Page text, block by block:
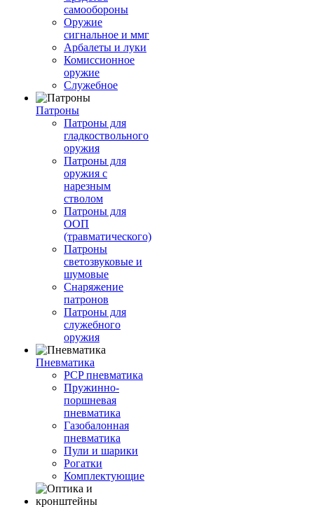
самообороны
Оружие
сигнальное и ммг
Арбалеты и луки
Комиссионное
оружие
Служебное
Патроны
Патроны для
гладкоствольного
оружия
Патроны для
оружия с
нарезным
стволом
Патроны для
ООП
(травматического)
Патроны
светозвуковые и
шумовые
Снаряжение
патронов
Патроны для
служебного
оружия
Пневматика
PCP пневматика
Пружинно-
поршневая
пневматика
Газобалонная
пневматика
Пули и шарики
Рогатки
Комплектующие